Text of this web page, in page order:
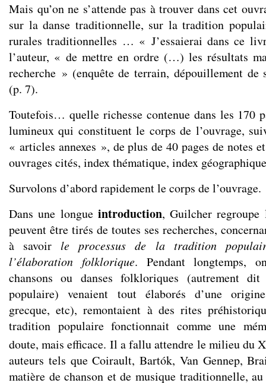
Mais qu’on ne s’attende pas à trouver dans cet
sur la danse traditionnelle, sur la tradition
rurales traditionnelles … « J’essaierai dans ce
l’auteur, « de mettre en ordre (…) les résultats
recherche » (enquête de terrain, dépouillement de
(p. 7).
Toutefois… quelle richesse contenue dans les 170
lumineux qui constituent le corps de l’ouvrage,
« articles annexes », de plus de 40 pages de notes
ouvrages cités, index thématique, index
Survolons d’abord rapidement le corps de l’ouvrage.
Dans une longue introduction, Guilcher regroupe
peuvent être tirés de toutes ses recherches,
à savoirle processus de la tradition
l’élaboration folklorique. Pendant longtemps,
chansons ou danses folkloriques (autrement
populaire) venaient tout élaborés d’une
grecque, etc), remontaient à des rites
tradition populaire fonctionnait comme une
doute, mais efficace. Il a fallu attendre le milieu du
auteurs tels que Coirault, Bartók, Van Gennep,
matière de chanson et de musique traditionnelle,